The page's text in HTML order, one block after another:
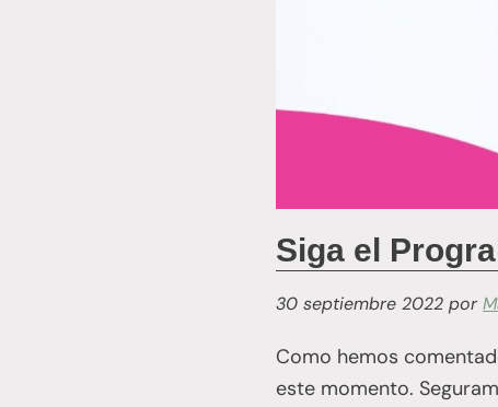
Siga el
30 septiembre 2022 por
Como hemos
este momento.